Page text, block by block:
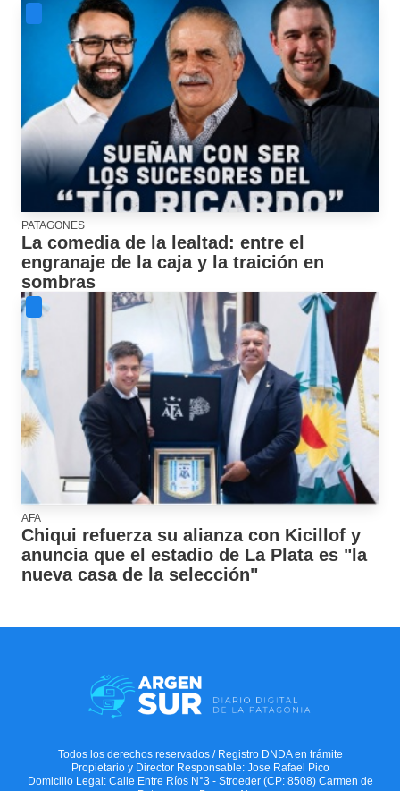
PATAGONES
La comedia de la lealtad: entre el
engranaje de la caja y la traición en
sombras
AFA
Chiqui refuerza su alianza con Kicillof y
anuncia que el estadio de La Plata es "la
nueva casa de la selección"
Todos los derechos reservados / Registro DNDA en trámite
Propietario y Director Responsable: Jose Rafael Pico
Domicilio Legal: Calle Entre Ríos N°3 - Stroeder (CP: 8508) Carmen de